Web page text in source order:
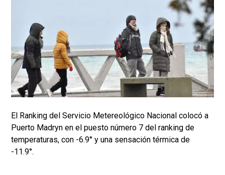
El Ranking del Servicio Metereológico Nacional colocó a
Puerto Madryn en el puesto número 7 del ranking de
temperaturas, con -6.9° y una sensación térmica de
-11.9°.